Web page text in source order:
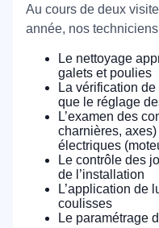
Au cours de deux
année, nos
Le nettoyage
galets et poulies
La vérification
que le réglage
L’examen des
charnières,
électriques
Le contrôle des
de l’installation
L’application de
coulisses
Le paramétrage